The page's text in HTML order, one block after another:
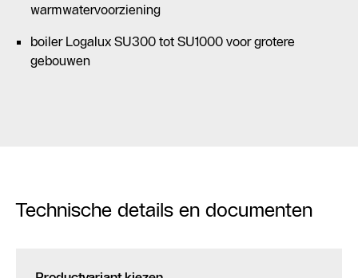
warmwatervoorziening
boiler Logalux SU300 tot SU1000 voor grotere
gebouwen
Technische details en documenten